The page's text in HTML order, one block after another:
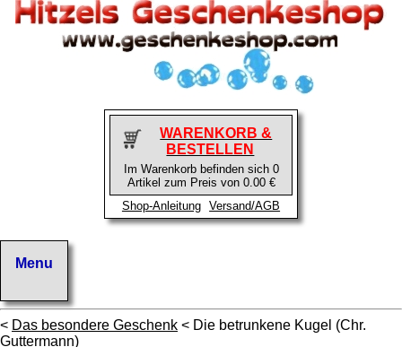
WARENKORB &
BESTELLEN
Im Warenkorb befinden sich 0
Artikel zum Preis von 0.00 €
Shop-Anleitung
Versand/AGB
< Das besondere Geschenk < Die betrunkene Kugel (Chr.
Guttermann)